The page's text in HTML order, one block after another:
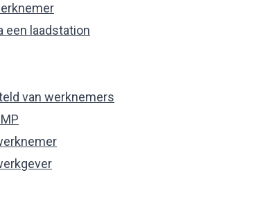
een laadstation
van werknemers